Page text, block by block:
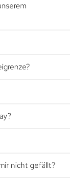
nicht gefällt?